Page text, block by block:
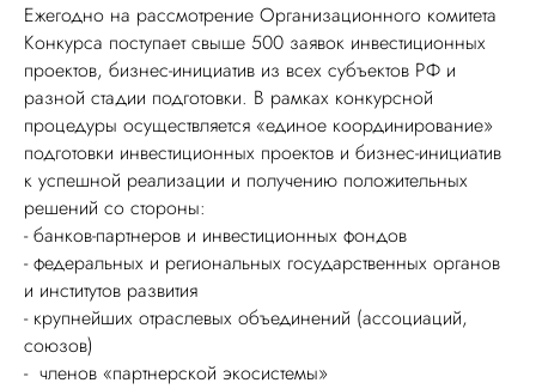
Ежегодно на рассмотрение Организационного комитета
Конкурса поступает свыше 500 заявок инвестиционных
проектов, бизнес-инициатив из всех субъектов РФ и
разной стадии подготовки. В рамках конкурсной
процедуры осуществляется «единое координирование»
подготовки инвестиционных проектов и бизнес-инициатив
к успешной реализации и получению положительных
решений со стороны:
- банков-партнеров и инвестиционных фондов
- федеральных и региональных государственных органов
и институтов развития
- крупнейших отраслевых объединений (ассоциаций,
союзов)
- членов «партнерской экосистемы»